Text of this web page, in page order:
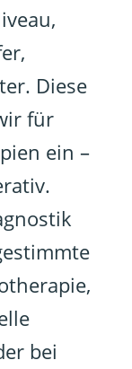
Diese
für
ein –
bei